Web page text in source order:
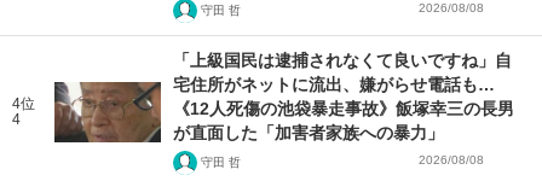
守田 哲 2026/08/08
4位
4
「上級国民は逮捕されなくて良いですね」自
宅住所がネットに流出、嫌がらせ電話も…
《12人死傷の池袋暴走事故》飯塚幸三の長男
が直面した「加害者家族への暴力」
守田 哲 2026/08/08